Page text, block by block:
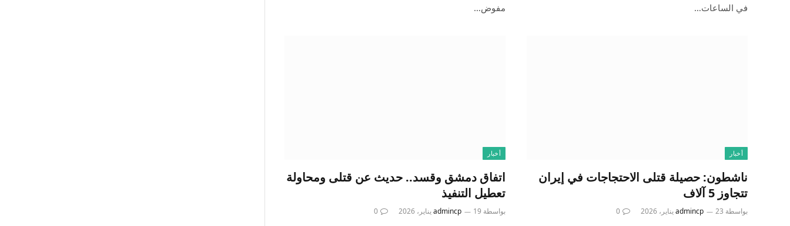
في الساعات…
مفوض…
أخبار
ناشطون: حصيلة قتلى الاحتجاجات في إيران
تتجاوز 5 آلاف
بواسطة admincp 23 يناير، 2026 0
أخبار
اتفاق دمشق وقسد.. حديث عن قتلى ومحاولة
تعطيل التنفيذ
بواسطة admincp 19 يناير، 2026 0